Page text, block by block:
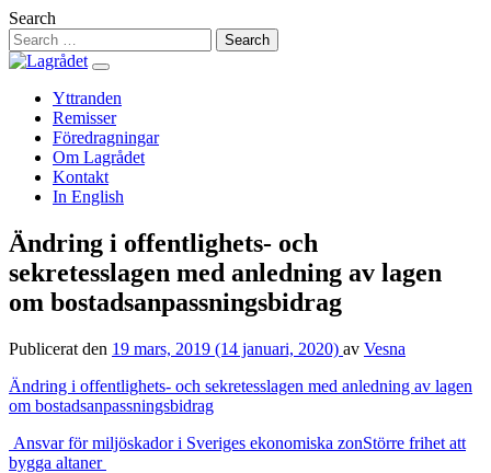
Hoppa
till
innehåll
Search
Yttranden
Remisser
Föredragningar
Om Lagrådet
Kontakt
In English
Ändring i offentlighets- och
sekretesslagen med anledning av lagen
om bostadsanpassningsbidrag
Publicerat den 19 mars, 2019 (14 januari, 2020) av Vesna
Ändring i offentlighets- och sekretesslagen med anledning av lagen
om bostadsanpassningsbidrag
Inläggsnavigering
Ansvar för miljöskador i Sveriges ekonomiska zonStörre frihet att
bygga altaner